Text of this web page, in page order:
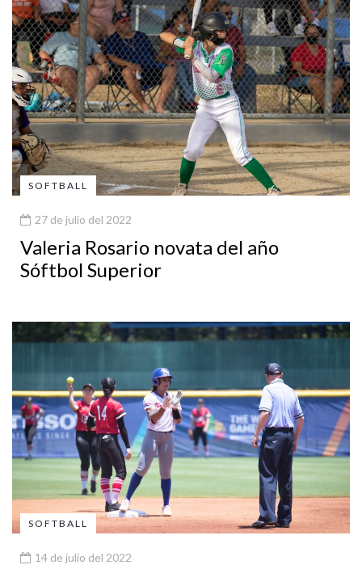
SOFTBALL
27 de julio del 2022
Valeria Rosario novata del año
Sóftbol Superior
SOFTBALL
14 de julio del 2022